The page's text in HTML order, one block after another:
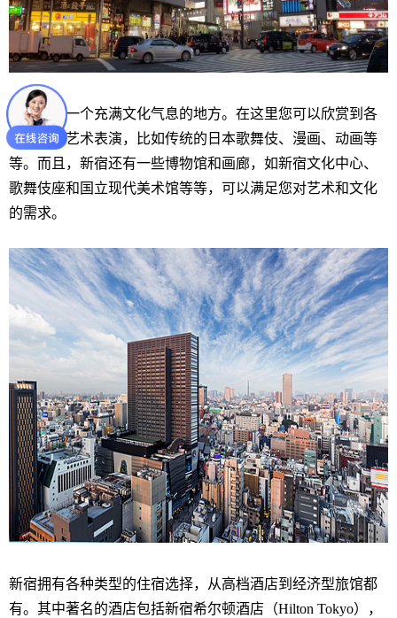
新宿也是一个充满文化气息的地方。在这里您可以欣赏到各
种形式的艺术表演，比如传统的日本歌舞伎、漫画、动画等
等。而且，新宿还有一些博物馆和画廊，如新宿文化中心、
歌舞伎座和国立现代美术馆等等，可以满足您对艺术和文化
的需求。
新宿拥有各种类型的住宿选择，从高档酒店到经济型旅馆都
有。其中著名的酒店包括新宿希尔顿酒店（Hilton Tokyo），